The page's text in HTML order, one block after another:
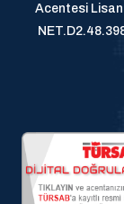
Acentesi